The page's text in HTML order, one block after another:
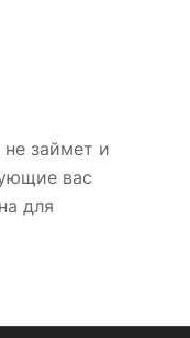
займет и
вас
для